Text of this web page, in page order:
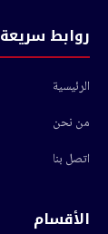
روابط سريعة
الرئيسية
من نحن
اتصل بنا
الأقسام